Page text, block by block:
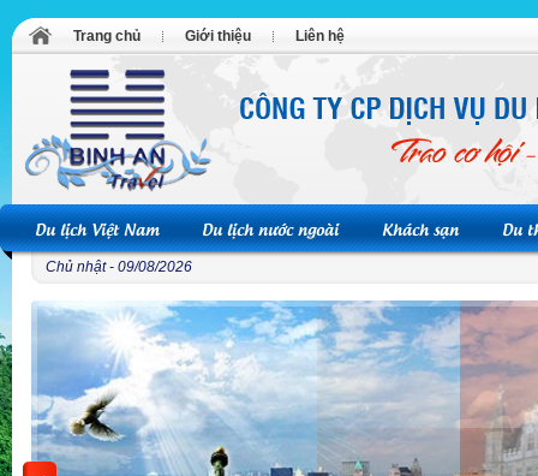
Trang chủ Giới thiệu Liên hệ
Du lịch Việt Nam Du lịch nước ngoài Khách sạn Du
Chủ nhật - 09/08/2026